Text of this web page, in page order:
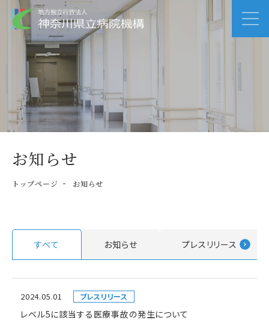
お知らせ
トップページ お知らせ
すべて お知らせ プレスリリース
2024.05.01 プレスリリース
レベル5に該当する医療事故の発生について